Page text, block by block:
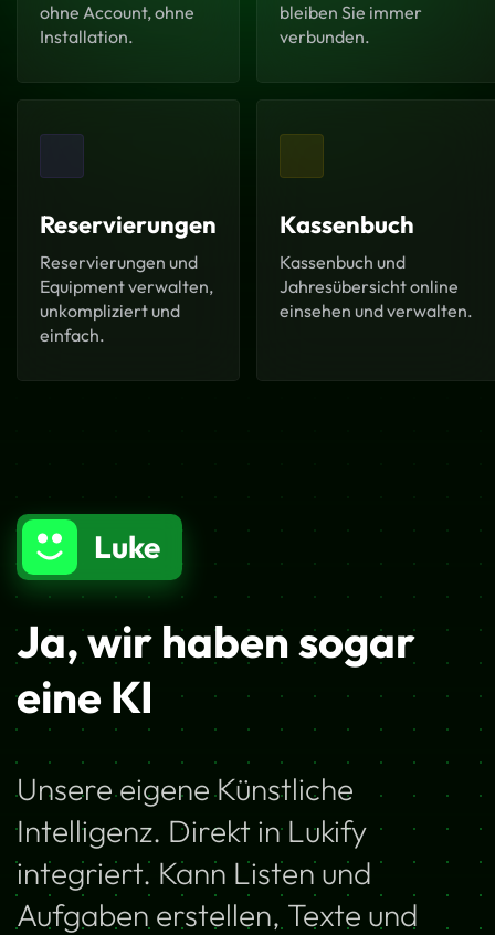
ohne Account, ohne
Installation.
bleiben Sie immer
verbunden.
Reservierungen
Reservierungen und
Equipment verwalten,
unkompliziert und
einfach.
Kassenbuch
Kassenbuch und
Jahresübersicht online
einsehen und verwalten.
Luke
Ja, wir haben sogar
eine KI
Unsere eigene Künstliche
Intelligenz. Direkt in Lukify
integriert. Kann Listen und
Aufgaben erstellen, Texte und